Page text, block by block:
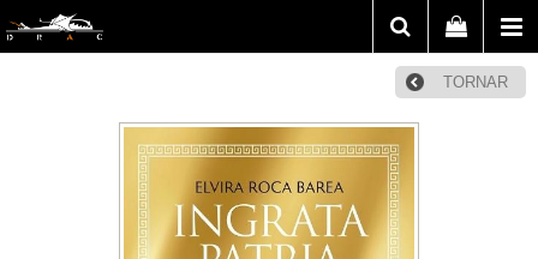
TORNAR